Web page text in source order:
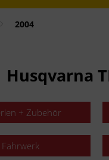
2004
Husqvarna
+ Zubehör
Fahrwerk